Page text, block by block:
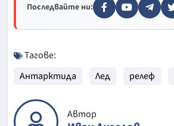
Последвайте ни:
Тагове:
Антарктида
Лед релеф
Автор